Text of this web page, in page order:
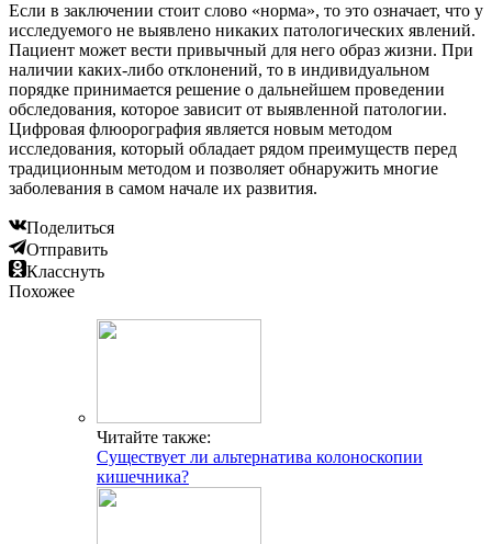
Если в заключении стоит слово «норма», то это означает, что у
исследуемого не выявлено никаких патологических явлений.
Пациент может вести привычный для него образ жизни. При
наличии каких-либо отклонений, то в индивидуальном
порядке принимается решение о дальнейшем проведении
обследования, которое зависит от выявленной патологии.
Цифровая флюорография является новым методом
исследования, который обладает рядом преимуществ перед
традиционным методом и позволяет обнаружить многие
заболевания в самом начале их развития.
Поделиться
Отправить
Класснуть
Похожее
Читайте также:
Существует ли альтернатива колоноскопии
кишечника?